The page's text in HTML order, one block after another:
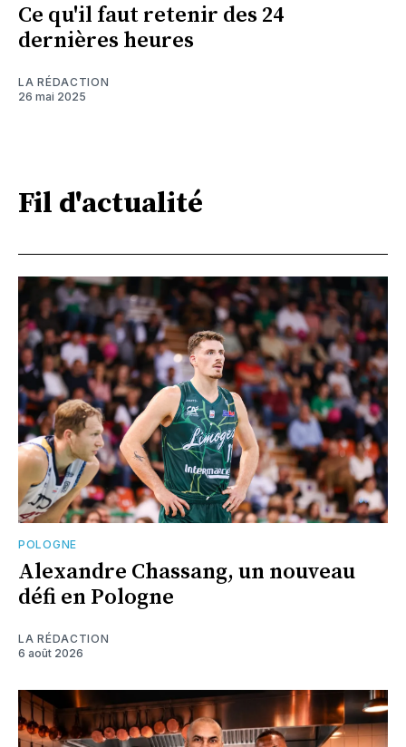
Ce qu'il faut retenir des 24
dernières heures
LA RÉDACTION
26 mai 2025
Fil d'actualité
POLOGNE
Alexandre Chassang, un nouveau
défi en Pologne
LA RÉDACTION
6 août 2026